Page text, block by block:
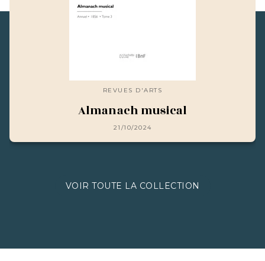
REVUES D'ARTS
Almanach musical
21/10/2024
VOIR TOUTE LA COLLECTION